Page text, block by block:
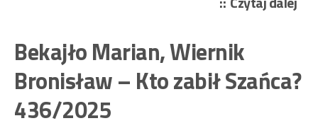
–
Bekajło Marian, Wiernik
Bronisław – Kto zabił Szańca?
436/2025